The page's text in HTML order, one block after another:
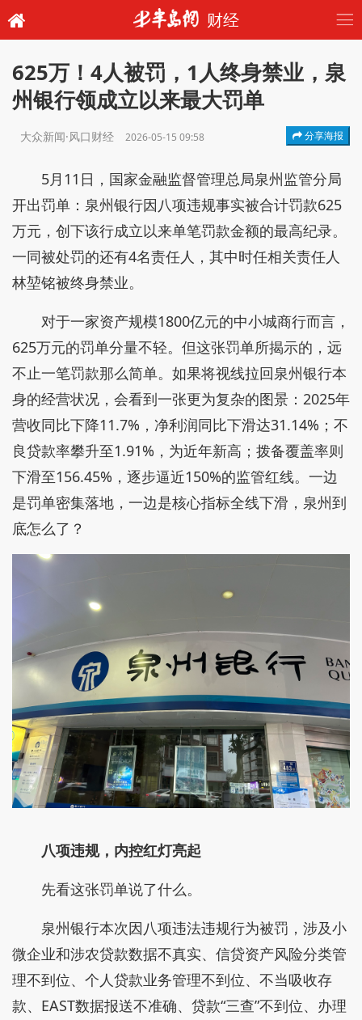
财经
625万！4人被罚，1人终身禁业，泉
州银行领成立以来最大罚单
大众新闻·风口财经 2026-05-15 09:58 分享海报
5月11日，国家金融监督管理总局泉州监管分局
开出罚单：泉州银行因八项违规事实被合计罚款625
万元，创下该行成立以来单笔罚款金额的最高纪录。
一同被处罚的还有4名责任人，其中时任相关责任人
林堃铭被终身禁业。
对于一家资产规模1800亿元的中小城商行而言，
625万元的罚单分量不轻。但这张罚单所揭示的，远
不止一笔罚款那么简单。如果将视线拉回泉州银行本
身的经营状况，会看到一张更为复杂的图景：2025年
营收同比下降11.7%，净利润同比下滑达31.14%；不
良贷款率攀升至1.91%，为近年新高；拨备覆盖率则
下滑至156.45%，逐步逼近150%的监管红线。一边
是罚单密集落地，一边是核心指标全线下滑，泉州到
底怎么了？
八项违规，内控红灯亮起
先看这张罚单说了什么。
泉州银行本次因八项违法违规行为被罚，涉及小
微企业和涉农贷款数据不真实、信贷资产风险分类管
理不到位、个人贷款业务管理不到位、不当吸收存
款、EAST数据报送不准确、贷款“三查”不到位、办理